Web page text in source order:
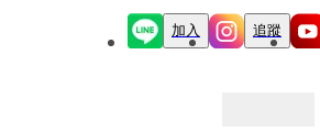
加入 追蹤